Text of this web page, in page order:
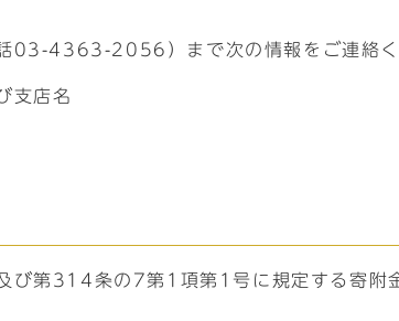
03-4363-2056）まで次の情報をご連絡く
支店名
第314条の7第1項第1号に規定する寄附